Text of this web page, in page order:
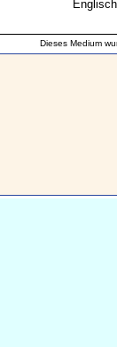
Dieses Medium